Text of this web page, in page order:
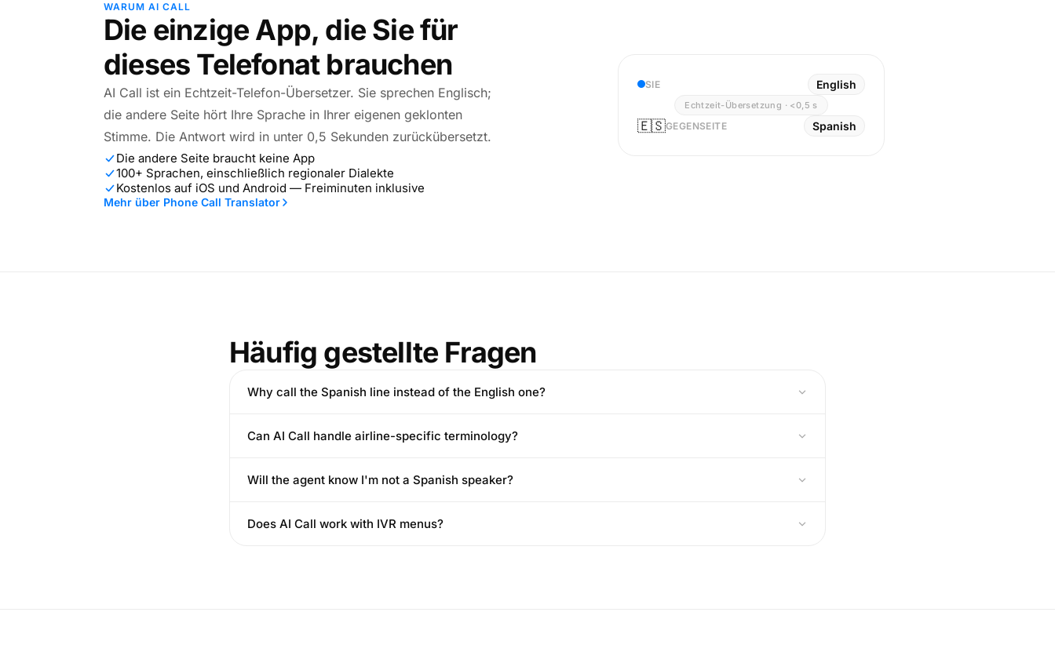
WARUM AI CALL
Die einzige App, die Sie für
dieses Telefonat brauchen
AI Call ist ein Echtzeit-Telefon-Übersetzer. Sie sprechen Englisch;
die andere Seite hört Ihre Sprache in Ihrer eigenen geklonten
Stimme. Die Antwort wird in unter 0,5 Sekunden zurückübersetzt.
Die andere Seite braucht keine App
100+ Sprachen, einschließlich regionaler Dialekte
Kostenlos auf iOS und Android — Freiminuten inklusive
Mehr über Phone Call Translator
SIE English
Echtzeit-Übersetzung · <0,5 s
🇪🇸GEGENSEITE Spanish
Häufig gestellte Fragen
Why call the Spanish line instead of the English one?
Can AI Call handle airline-specific terminology?
Will the agent know I'm not a Spanish speaker?
Does AI Call work with IVR menus?